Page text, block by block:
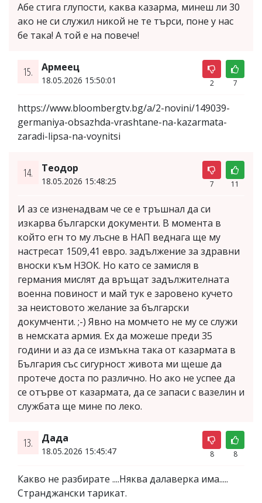
Абе стига глупости, каква казарма, минеш ли 30
ако не си служил никой не те търси, поне у нас
бе така! А той е на повече!
15. Армеец
18.05.2026 15:50:01 2 7
https://www.bloombergtv.bg/a/2-novini/149039-
germaniya-obsazhda-vrashtane-na-kazarmata-
zaradi-lipsa-na-voynitsi
14. Теодор
18.05.2026 15:48:25 7 11
И аз се изненадвам че се е тръшнал да си
изкарва български документи. В момента в
който егн то му лъсне в НАП веднага ще му
настресат 1509,41 евро. задължение за здравни
вноски към НЗОК. Но като се замисля в
германия мислят да връщат задължителната
военна повиност и май тук е заровено кучето
за неистовото желание за български
докумченти. ;-) Явно на момчето не му се служи
в немската армия. Ех да можеше преди 35
години и аз да се измъкна така от казармата в
България със сигурност живота ми щеше да
протече доста по различно. Но ако не успее да
се отърве от казармата, да се запаси с вазелин и
службата ще мине по леко.
13. Дада
18.05.2026 15:45:47 8 8
Какво не разбирате ....Няква далаверка има.....
Странджански тарикат.